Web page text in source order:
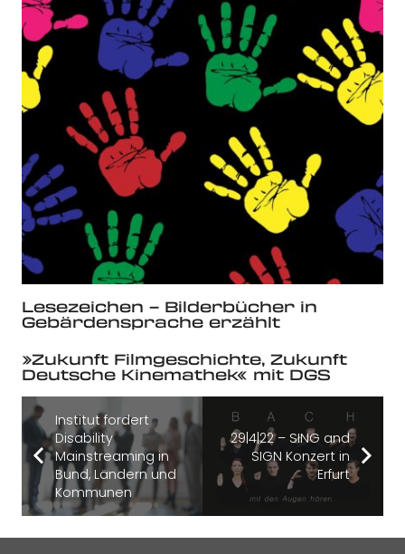
Lesezeichen – Bilderbücher in
Gebärdensprache erzählt
»Zukunft Filmgeschichte, Zukunft
Deutsche Kinemathek« mit DGS
Institut fordert
Disability
Mainstreaming in
Bund, Ländern und
Kommunen
29|4|22 – SING and
SIGN Konzert in
Erfurt